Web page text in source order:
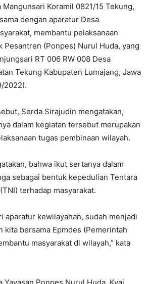
Mangunsari Koramil 0821/15 Tekung,
dengan aparatur Desa
membantu pelaksanaan
Pesantren (Ponpes) Nurul Huda, yang
RT 006 RW 008 Desa
Tekung Kabupaten Lumajang, Jawa
2022).
Serda Sirajudin mengatakan,
dalam kegiatan tersebut merupakan
tugas pembinaan wilayah.
bahwa ikut sertanya dalam
sebagai bentuk kepedulian Tentara
terhadap masyarakat.
aparatur kewilayahan, sudah menjadi
kita bersama Epmdes (Pemerintah
masyarakat di wilayah,” kata